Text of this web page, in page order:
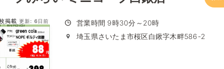
掲載 更新: 6日前
営業時間 9時30分～20時
埼玉県さいたま市桜区白鍬字木畔586-2